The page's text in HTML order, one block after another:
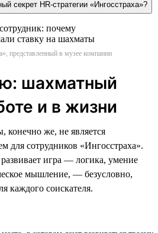
секрет HR-стратегии «Ингосстраха»?
представленный в музее компании
шахматный
и в жизни
конечно же, не является
для сотрудников «Ингосстраха».
игра — логика, умение
мышление, — безусловно,
каждого соискателя.